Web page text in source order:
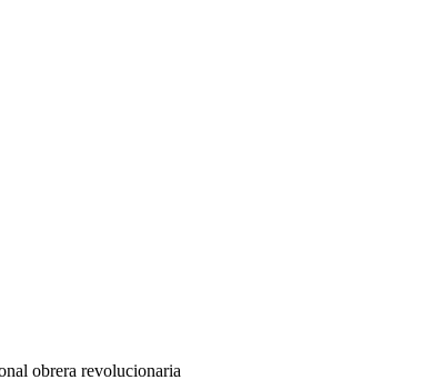
obrera revolucionaria